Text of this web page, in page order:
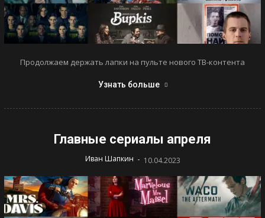
Продолжаем держать лапки на пульте нового ТВ-контента
Узнать больше
Главные сериалы апреля
Иван Шапкин - 10.04.2023